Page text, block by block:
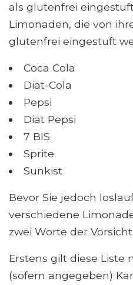
als glutenfrei
Limonaden, die von
glutenfrei eingestuft
Coca Cola
Diät-Cola
Pepsi
Diät Pepsi
7 BIS
Sprite
Sunkist
Bevor Sie jedoch
verschiedene
zwei Worte der
Erstens gilt diese Liste
(sofern angegeben)